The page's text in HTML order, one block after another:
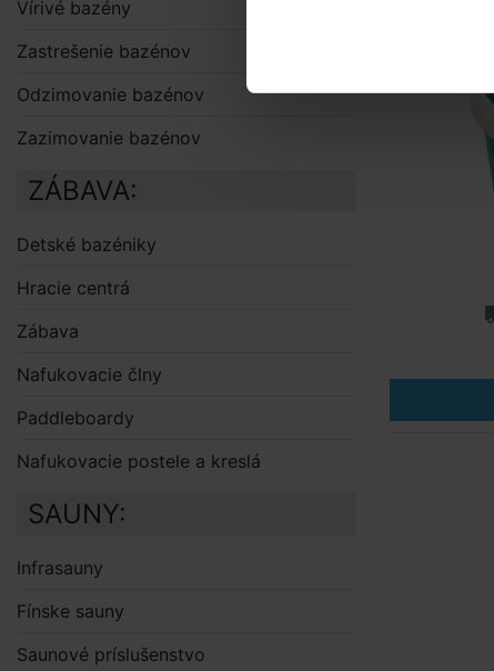
Vírivé bazény
Zastrešenie bazénov
Odzimovanie bazénov
Zazimovanie bazénov
ZÁBAVA:
Detské bazéniky
Hracie centrá
Zábava
Nafukovacie člny
Paddleboardy
Nafukovacie postele a kreslá
SAUNY:
Infrasauny
Fínske sauny
Saunové príslušenstvo